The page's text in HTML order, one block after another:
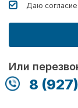
Даю
Или
8